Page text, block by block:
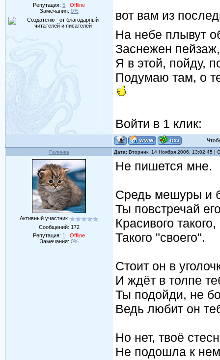
Репутация:5
Offline
Замечания: 0%
вот вам из
На небе плывут
Заснежен
Я в этой, пойду,
Подумаю там, о
Войти в 1 клик:
Галинка Дата: Вторник, 14 Ноября 2006, 13:02:45 |
Активный участник
Сообщений: 172
Репутация: 1
Offline
Замечания: 0%
Не пишется мне.
Средь мешуры и
Ты повстречай
Красивого такого,
Такого "своего".
Стоит он в
И ждёт в толпе
Ты подойди, не
Ведь любит он
Но нет, твоё
Не подошла к